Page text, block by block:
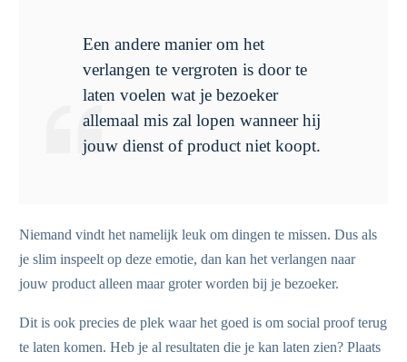
Een andere manier om het
verlangen te vergroten is door te
laten voelen wat je bezoeker
allemaal mis zal lopen wanneer hij
jouw dienst of product niet koopt.
Niemand vindt het namelijk leuk om dingen te missen. Dus als
je slim inspeelt op deze emotie, dan kan het verlangen naar
jouw product alleen maar groter worden bij je bezoeker.
Dit is ook precies de plek waar het goed is om social proof terug
te laten komen. Heb je al resultaten die je kan laten zien? Plaats